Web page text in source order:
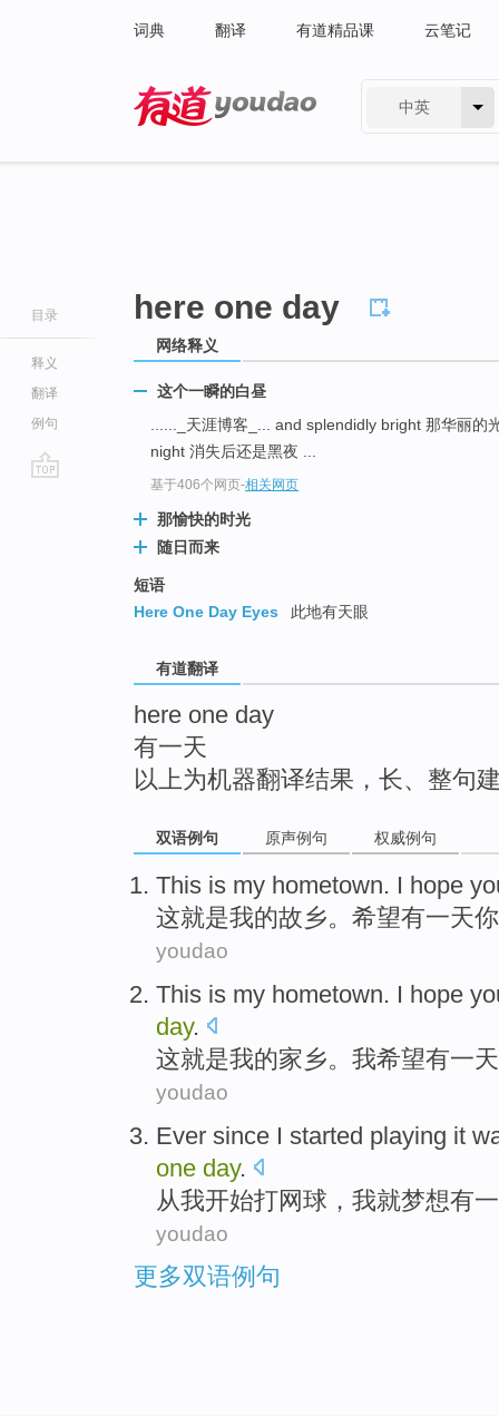
词典 翻译 有道精品课 云笔记
中英
目录
释义
翻译
例句
here one day
网络释义
这个一瞬的白昼
......_天涯博客_... and splendidly bright 那华丽的
night 消失后还是黑夜 ...
基于406个网页-相关网页
那愉快的时光
随日而来
短语
Here One Day Eyes
此地有天眼
有道翻译
here one day
有一天
以上为机器翻译结果，长、整句
双语例句 原声例句 权威例句
This is my hometown. I hope
这就是我的故乡。 希望有一天你
youdao
This is my hometown. I hope
day.
这就是我的家乡。 我希望有一天
youdao
Ever since I started playing it
one day.
从我开始打网球 ， 我就梦想有一
youdao
更多双语例句